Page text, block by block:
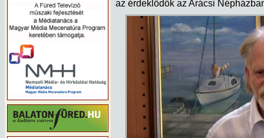
az érdeklődők az Arácsi